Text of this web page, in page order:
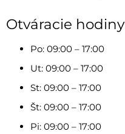
Otváracie hodiny
Po: 09:00 – 17:00
Ut: 09:00 – 17:00
St: 09:00 – 17:00
Št: 09:00 – 17:00
Pi: 09:00 – 17:00